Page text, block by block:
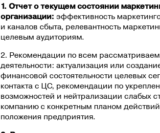
1. Отчет о текущем состоянии
организации: эффективность
и каналов сбыта, релевантность
целевым аудиториям.
2. Рекомендации по всем
деятельности: актуализация или
финансовой состоятельности целевых
контакта с ЦС, рекомендации по
возможностей и нейтрализации слабых
компанию с конкретным планом
положения предприятия.